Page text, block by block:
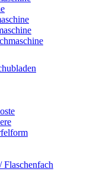
Flaschenfach